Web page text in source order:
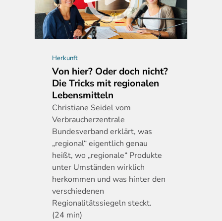
Herkunft
Von hier? Oder doch nicht?
Die Tricks mit regionalen
Lebensmitteln
Christiane Seidel vom
Verbraucherzentrale
Bundesverband erklärt, was
„regional“ eigentlich genau
heißt, wo „regionale“ Produkte
unter Umständen wirklich
herkommen und was hinter den
verschiedenen
Regionalitätssiegeln steckt.
(24 min)